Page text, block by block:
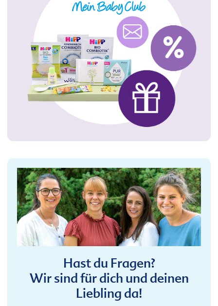
Hast du Fragen?
Wir sind für dich und deinen
Liebling da!